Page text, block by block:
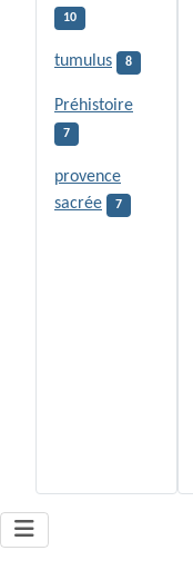
10
tumulus 8
Préhistoire
7
provence
sacrée
7